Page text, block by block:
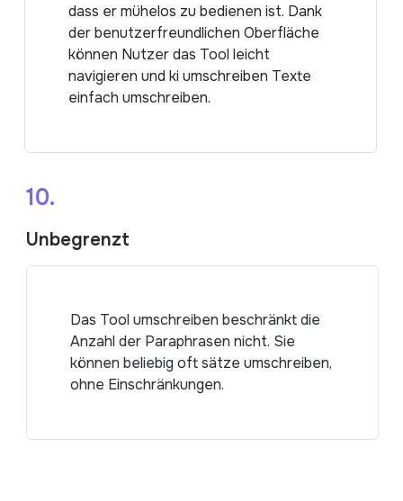
dass er mühelos zu bedienen ist. Dank
der benutzerfreundlichen Oberfläche
können Nutzer das Tool leicht
navigieren und ki umschreiben Texte
einfach umschreiben.
10.
Unbegrenzt
Das Tool umschreiben beschränkt die
Anzahl der Paraphrasen nicht. Sie
können beliebig oft sätze umschreiben,
ohne Einschränkungen.